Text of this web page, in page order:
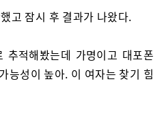
고 잠시 후 결과가 나왔다.
추적해봤는데 가명이고 대포폰
능성이 높아. 이 여자는 찾기 힘